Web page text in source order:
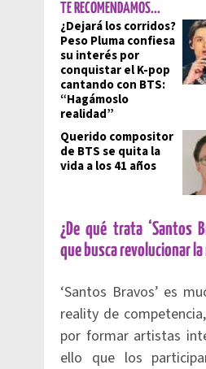
TE RECOMENDAMOS...
¿Dejará los corridos?
Peso Pluma confiesa
su interés por
conquistar el K-pop
cantando con BTS:
“Hagámoslo
realidad”
Querido compositor
de BTS se quita la
vida a los 41 años
¿De qué trata ‘Santos
que busca revolucionar
‘Santos Bravos’ es
reality de
por formar artistas
ello que los